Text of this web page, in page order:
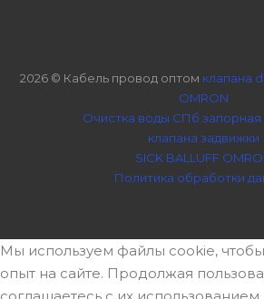
2026 © Кабель провод оптом клапана
OMRON
Очистка воды СПб
клапана задвижки
SICK BALLUFF
Политика обработки
Мы используем файлы cookie,
опыт на сайте. Продолжая